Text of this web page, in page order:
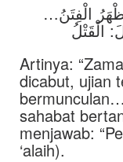
الْفِتَنُ…
الْقَتْلُ
Artinya:
dicabut, ujian
sahabat
menjawab:
‘alaih).